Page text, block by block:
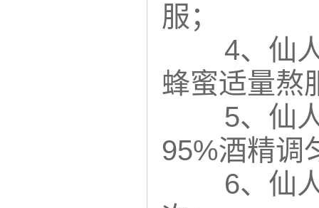
服；
4、仙
蜂蜜适量熬
5、仙
95%酒精调
6、仙